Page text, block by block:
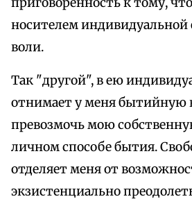
носителем индивидуальной
воли.
Так "другой", в ею
отнимает у меня бытийную
превозмочь мою
личном способе бытия.
отделяет меня от
экзистенциально